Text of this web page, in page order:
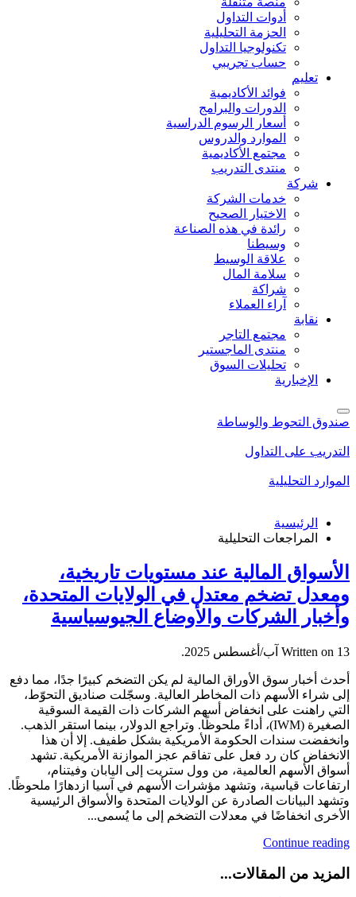
أدوات التداول
الحزمة التحليلية
تكنولوجيا التداول
حساب تجريبي
تعليم
فوائد الأكاديمية
الدورات والبرامج
أسعار الرسوم الدراسية
الموارد والدروس
مجتمع الأكاديمية
منتدى التدريب
شركة
خدمات الشركة
الاختيار الصحيح
رائدة في هذه الصناعة
وسيطنا
علاقة الوسيط
سلامة المال
شراكة
آراء العملاء
نقابة
مجتمع التاجر
منتدى الماجستير
تحليلات السوق
الإخبارية
صندوق التحوط والوساطة
التدريب على التداول
الموارد التحليلية
الرئيسية
المراجعات التحليلية
الأسواق المالية عند مستويات تاريخية،
ومعدل تضخم معتدل في الولايات المتحدة،
وأخبار الشركات والأوضاع الجيوسياسية
Written on 13 آب/أغسطس 2025 .
أحدث أخبار سوق الأوراق المالية لم يكن التضخم كبيرًا جدًا، مما دفع
إلى شراء الأسهم ذات المخاطر العالية. وسجّلت صناديق التحوّط،
التي راهنت على انخفاض أسهم الشركات ذات القيمة السوقية
الصغيرة (IWM)، أداءً ملحوظًا. وتراجع الدولار، بينما استقر الذهب.
وانخفضت سندات الحكومة الأمريكية بشكل طفيف. إلا أن هذا
الانخفاض كان رد فعل على تفاقم عجز الموازنة الأمريكية. تشهد
أسواق الأسهم العالمية، من وول ستريت إلى اليابان وفيتنام،
ارتفاعات قياسية، وتشهد مؤشرات الأسهم في آسيا ازدهارًا ملحوظًا.
وتشهد البيانات الصادرة عن الولايات المتحدة والأسواق الرئيسية
الأخرى انخفاضًا في معدلات التضخم إلى ما يُسمى...
Continue reading
المزيد من المقالات...